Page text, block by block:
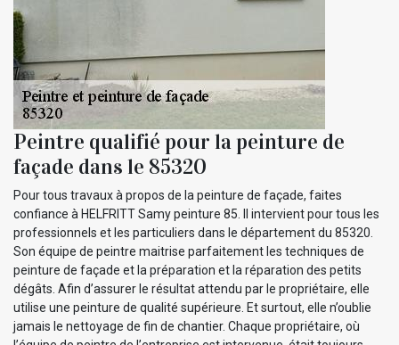
Peintre qualifié pour la peinture de
façade dans le 85320
Pour tous travaux à propos de la peinture de façade, faites
confiance à HELFRITT Samy peinture 85. Il intervient pour tous les
professionnels et les particuliers dans le département du 85320.
Son équipe de peintre maitrise parfaitement les techniques de
peinture de façade et la préparation et la réparation des petits
dégâts. Afin d’assurer le résultat attendu par le propriétaire, elle
utilise une peinture de qualité supérieure. Et surtout, elle n’oublie
jamais le nettoyage de fin de chantier. Chaque propriétaire, où